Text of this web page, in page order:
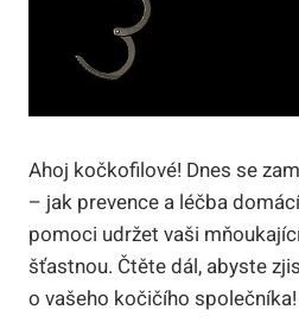
Ahoj kočkofilové! Dnes se
– jak prevence a léčba
pomoci udržet vaši
šťastnou. Čtěte dál, abyste
o vašeho kočičího společníka!